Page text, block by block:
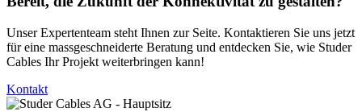
Unser Expertenteam steht Ihnen zur Seite. Kontaktieren Sie uns jetzt
für eine massgeschneiderte Beratung und entdecken Sie, wie Studer
Cables Ihr Projekt weiterbringen kann!
Kontakt